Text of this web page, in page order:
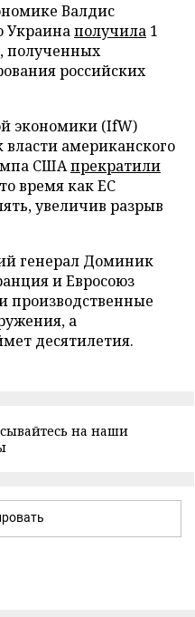
Валдис
Украинаполучила 1
полученных
российских
экономики (IfW)
американского
СШАпрекратили
время как ЕС
увеличив разрыв
генерал Доминик
и Евросоюз
производственные
а
десятилетия.
на наши